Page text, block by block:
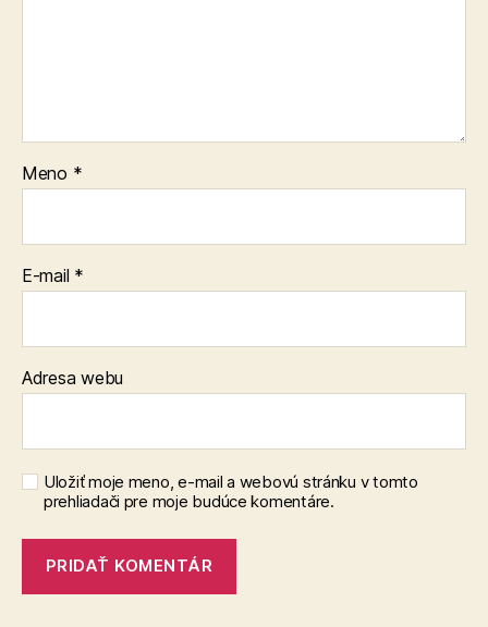
Meno *
E-mail *
Adresa webu
Uložiť moje meno, e-mail a webovú stránku v tomto
prehliadači pre moje budúce komentáre.